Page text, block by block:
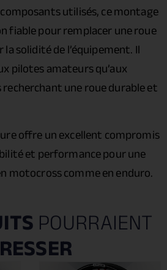
utilisés, ce montage
fiable pour remplacer une roue
solidité de l’équipement. Il
pilotes amateurs qu’aux
une roue durable et
offre un excellent compromis
et performance pour une
motocross comme en enduro.
POURRAIENT